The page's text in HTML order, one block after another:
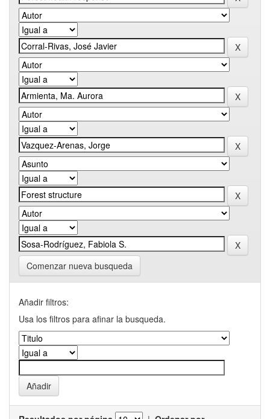
Comenzar nueva busqueda
Añadir filtros:
Usa los filtros para afinar la busqueda.